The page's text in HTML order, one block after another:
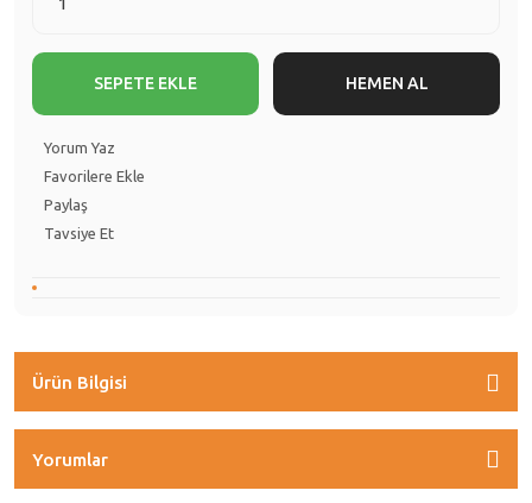
SEPETE EKLE HEMEN AL
Yorum Yaz
Paylaş
Tavsiye Et
Ürün Bilgisi
Yorumlar